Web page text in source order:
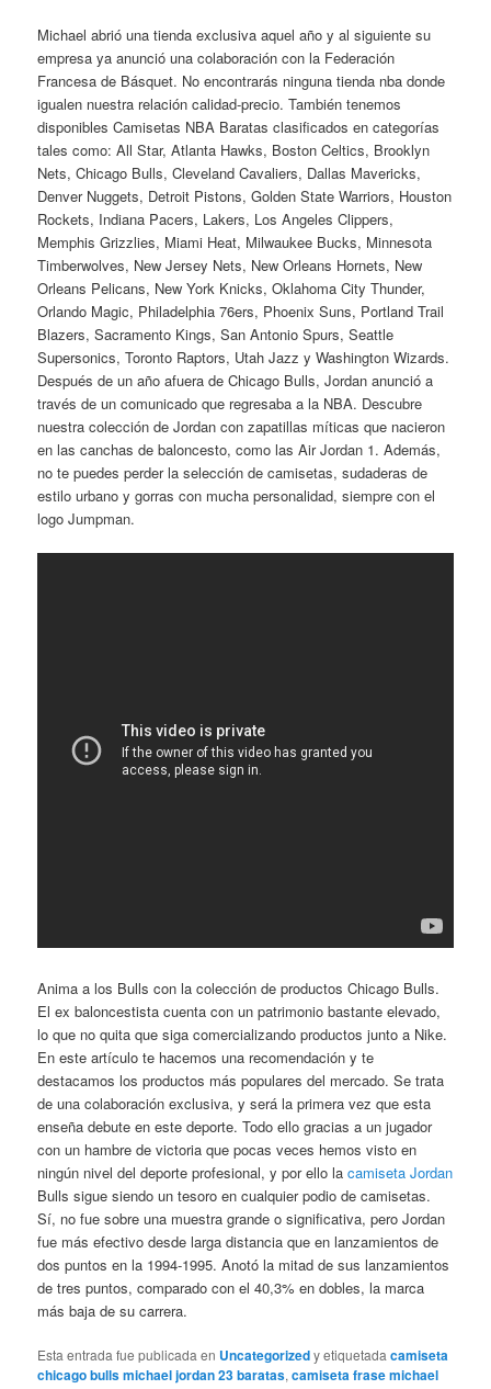
Michael abrió una tienda exclusiva aquel año y al siguiente su
empresa ya anunció una colaboración con la Federación
Francesa de Básquet. No encontrarás ninguna tienda nba donde
igualen nuestra relación calidad-precio. También tenemos
disponibles Camisetas NBA Baratas clasificados en categorías
tales como: All Star, Atlanta Hawks, Boston Celtics, Brooklyn
Nets, Chicago Bulls, Cleveland Cavaliers, Dallas Mavericks,
Denver Nuggets, Detroit Pistons, Golden State Warriors, Houston
Rockets, Indiana Pacers, Lakers, Los Angeles Clippers,
Memphis Grizzlies, Miami Heat, Milwaukee Bucks, Minnesota
Timberwolves, New Jersey Nets, New Orleans Hornets, New
Orleans Pelicans, New York Knicks, Oklahoma City Thunder,
Orlando Magic, Philadelphia 76ers, Phoenix Suns, Portland Trail
Blazers, Sacramento Kings, San Antonio Spurs, Seattle
Supersonics, Toronto Raptors, Utah Jazz y Washington Wizards.
Después de un año afuera de Chicago Bulls, Jordan anunció a
través de un comunicado que regresaba a la NBA. Descubre
nuestra colección de Jordan con zapatillas míticas que nacieron
en las canchas de baloncesto, como las Air Jordan 1. Además,
no te puedes perder la selección de camisetas, sudaderas de
estilo urbano y gorras con mucha personalidad, siempre con el
logo Jumpman.
Anima a los Bulls con la colección de productos Chicago Bulls.
El ex baloncestista cuenta con un patrimonio bastante elevado,
lo que no quita que siga comercializando productos junto a Nike.
En este artículo te hacemos una recomendación y te
destacamos los productos más populares del mercado. Se trata
de una colaboración exclusiva, y será la primera vez que esta
enseña debute en este deporte. Todo ello gracias a un jugador
con un hambre de victoria que pocas veces hemos visto en
ningún nivel del deporte profesional, y por ello lacamiseta Jordan
Bulls sigue siendo un tesoro en cualquier podio de camisetas.
Sí, no fue sobre una muestra grande o significativa, pero Jordan
fue más efectivo desde larga distancia que en lanzamientos de
dos puntos en la 1994-1995. Anotó la mitad de sus lanzamientos
de tres puntos, comparado con el 40,3% en dobles, la marca
más baja de su carrera.
Esta entrada fue publicada en Uncategorizedy etiquetadacamiseta
chicago bulls michael jordan 23 baratas,camiseta frase michael